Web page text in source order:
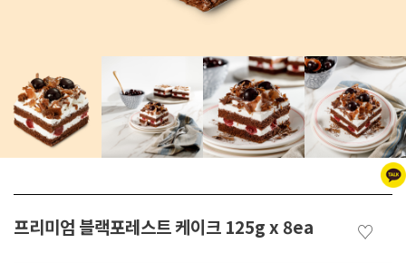
프리미엄 블랙포레스트 케이크 125g x 8ea ♡